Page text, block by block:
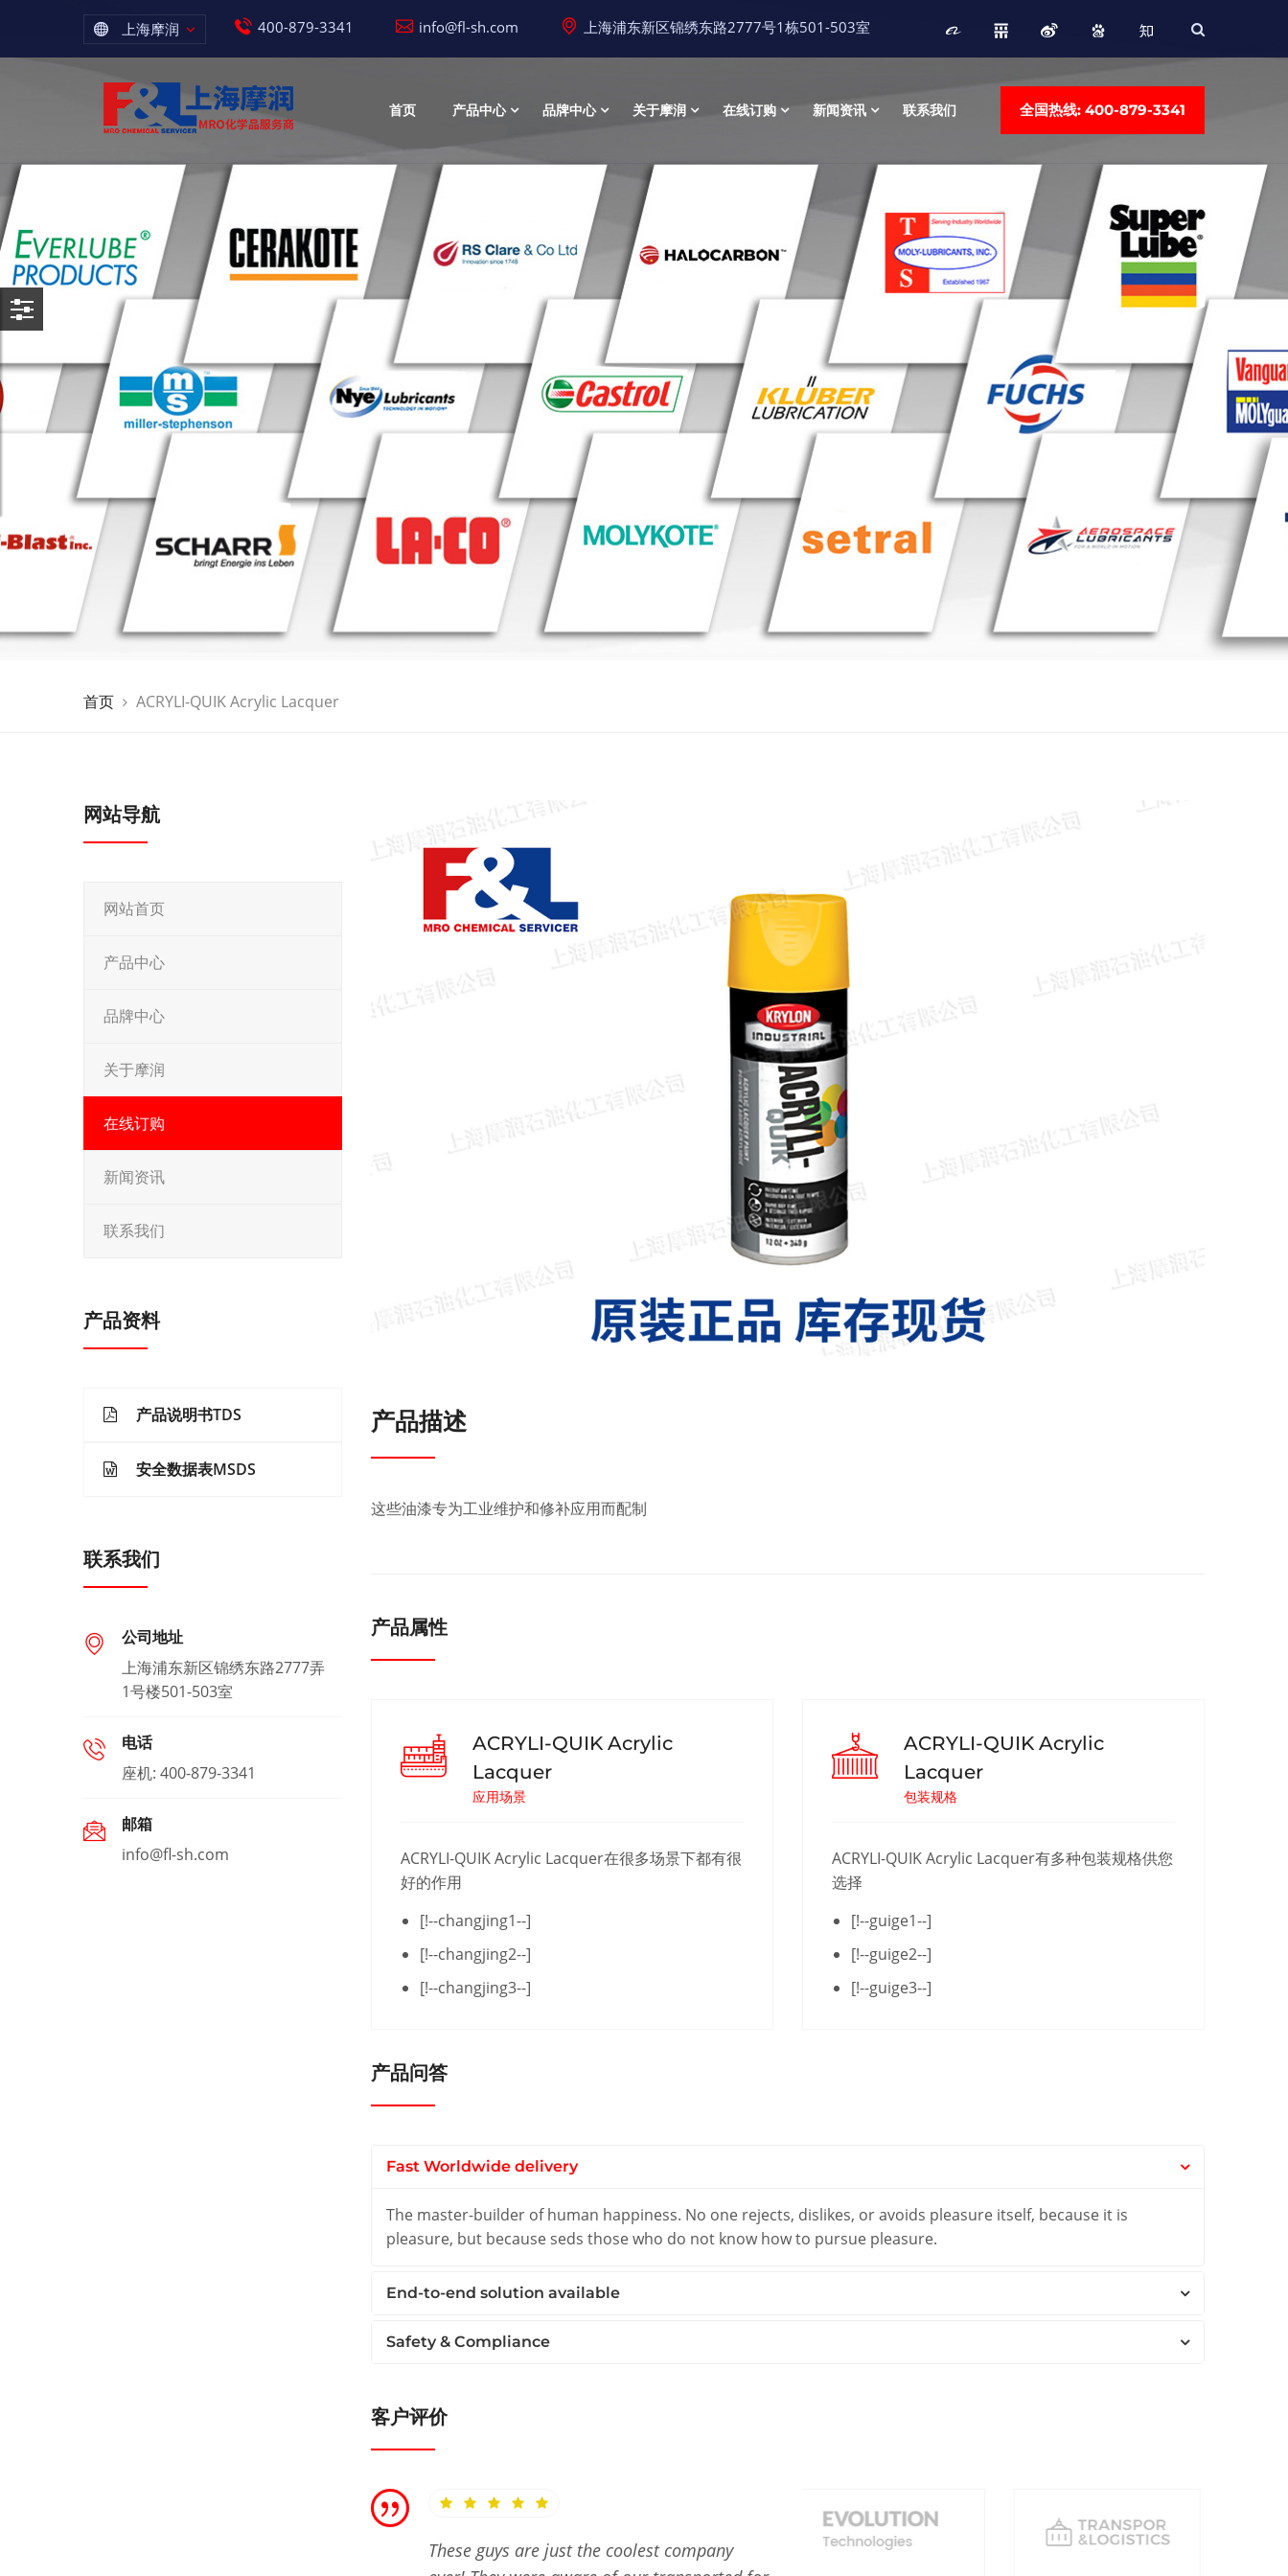
上海摩润 400-879-3341 info@fl-sh.com 上海浦东新区锦绣东路2777号1栋501-503室
首页 产品中心 品牌中心 关于摩润 在线订购 新闻资讯 联系我们 全国热线: 400-879-3341
首页 ACRYLI-QUIK Acrylic Lacquer
网站导航
网站首页
产品中心
品牌中心
关于摩润
在线订购
新闻资讯
联系我们
产品资料
产品说明书TDS
安全数据表MSDS
联系我们
公司地址
上海浦东新区锦绣东路2777弄
1号楼501-503室
电话
座机: 400-879-3341
邮箱
info@fl-sh.com
产品描述
这些油漆专为工业维护和修补应用而配制
产品属性
ACRYLI-QUIK Acrylic
Lacquer
应用场景
ACRYLI-QUIK Acrylic Lacquer在很多场景下都有很
好的作用
[!--changjing1--]
[!--changjing2--]
[!--changjing3--]
ACRYLI-QUIK Acrylic
Lacquer
包装规格
ACRYLI-QUIK Acrylic Lacquer有多种包装规格供您
选择
[!--guige1--]
[!--guige2--]
[!--guige3--]
产品问答
Fast Worldwide delivery
The master-builder of human happiness. No one rejects, dislikes, or avoids pleasure itself, because it is
pleasure, but because seds those who do not know how to pursue pleasure.
End-to-end solution available
Safety & Compliance
客户评价
These guys are just the coolest company